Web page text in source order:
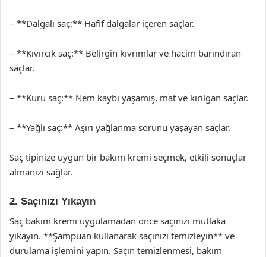
– **Dalgalı saç:** Hafif dalgalar içeren saçlar.
– **Kıvırcık saç:** Belirgin kıvrımlar ve hacim barındıran
saçlar.
– **Kuru saç:** Nem kaybı yaşamış, mat ve kırılgan saçlar.
– **Yağlı saç:** Aşırı yağlanma sorunu yaşayan saçlar.
Saç tipinize uygun bir bakım kremi seçmek, etkili sonuçlar
almanızı sağlar.
2. Saçınızı Yıkayın
Saç bakım kremi uygulamadan önce saçınızı mutlaka
yıkayın. **Şampuan kullanarak saçınızı temizleyin** ve
durulama işlemini yapın. Saçın temizlenmesi, bakım